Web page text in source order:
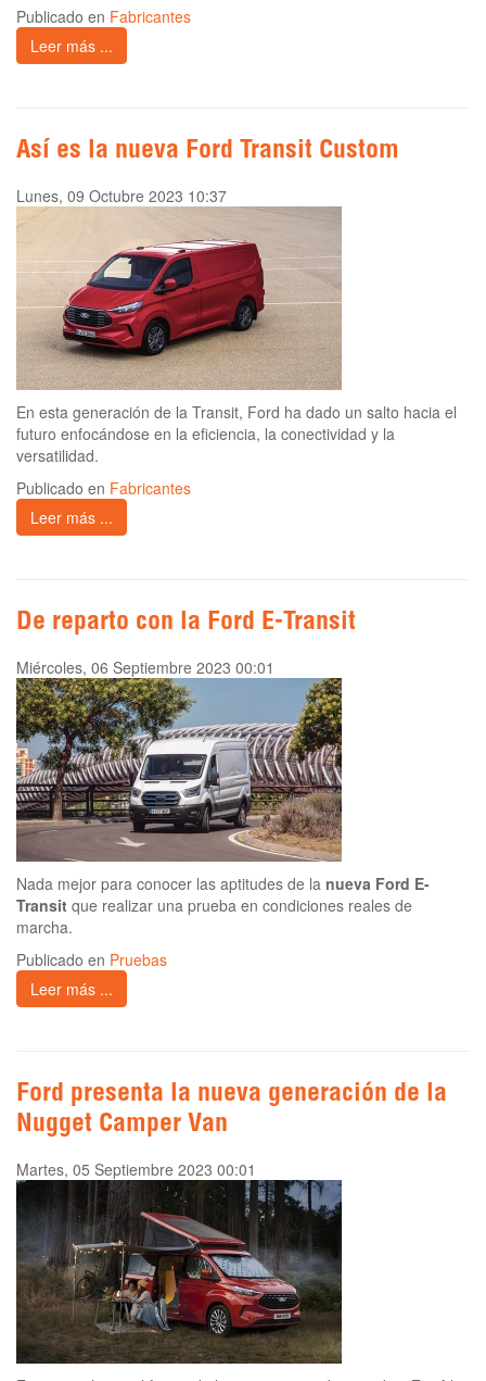
Publicado en Fabricantes
Leer más ...
Así es la nueva Ford Transit Custom
Lunes, 09 Octubre 2023 10:37
En esta generación de la Transit, Ford ha dado un salto hacia el
futuro enfocándose en la eficiencia, la conectividad y la
versatilidad.
Publicado en Fabricantes
Leer más ...
De reparto con la Ford E-Transit
Miércoles, 06 Septiembre 2023 00:01
Nada mejor para conocer las aptitudes de la nueva Ford E-
Transit que realizar una prueba en condiciones reales de
marcha.
Publicado en Pruebas
Leer más ...
Ford presenta la nueva generación de la
Nugget Camper Van
Martes, 05 Septiembre 2023 00:01